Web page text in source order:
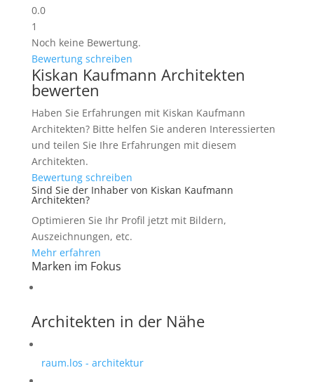
0.0
1
Noch keine Bewertung.
Bewertung schreiben
Kiskan Kaufmann Architekten
bewerten
Haben Sie Erfahrungen mit Kiskan Kaufmann
Architekten? Bitte helfen Sie anderen Interessierten
und teilen Sie Ihre Erfahrungen mit diesem
Architekten.
Bewertung schreiben
Sind Sie der Inhaber von Kiskan Kaufmann
Architekten?
Optimieren Sie Ihr Profil jetzt mit Bildern,
Auszeichnungen, etc.
Mehr erfahren
Marken im Fokus
Architekten in der Nähe
raum.los - architektur